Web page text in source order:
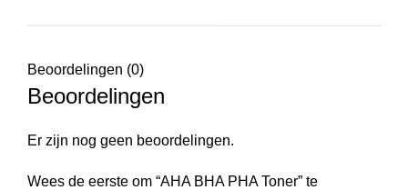
Beoordelingen (0)
Beoordelingen
Er zijn nog geen beoordelingen.
Wees de eerste om “AHA BHA PHA Toner” te